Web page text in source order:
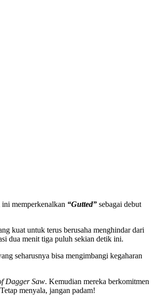
memperkenalkan “Gutted” sebagai debut
kuat untuk terus berusaha menghindar dari
dua menit tiga puluh sekian detik ini.
seharusnya bisa mengimbangi kegaharan
Dagger Saw. Kemudian mereka berkomitmen
menyala, jangan padam!